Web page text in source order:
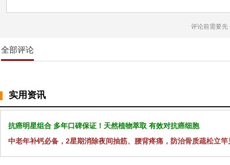
评论前需要先
全部评论
实用资讯
抗癌明星组合 多年口碑保证！天然植物萃取 有效对抗癌细胞
中老年补钙必备，2星期消除夜间抽筋、腰背疼痛，防治骨质疏松立竿